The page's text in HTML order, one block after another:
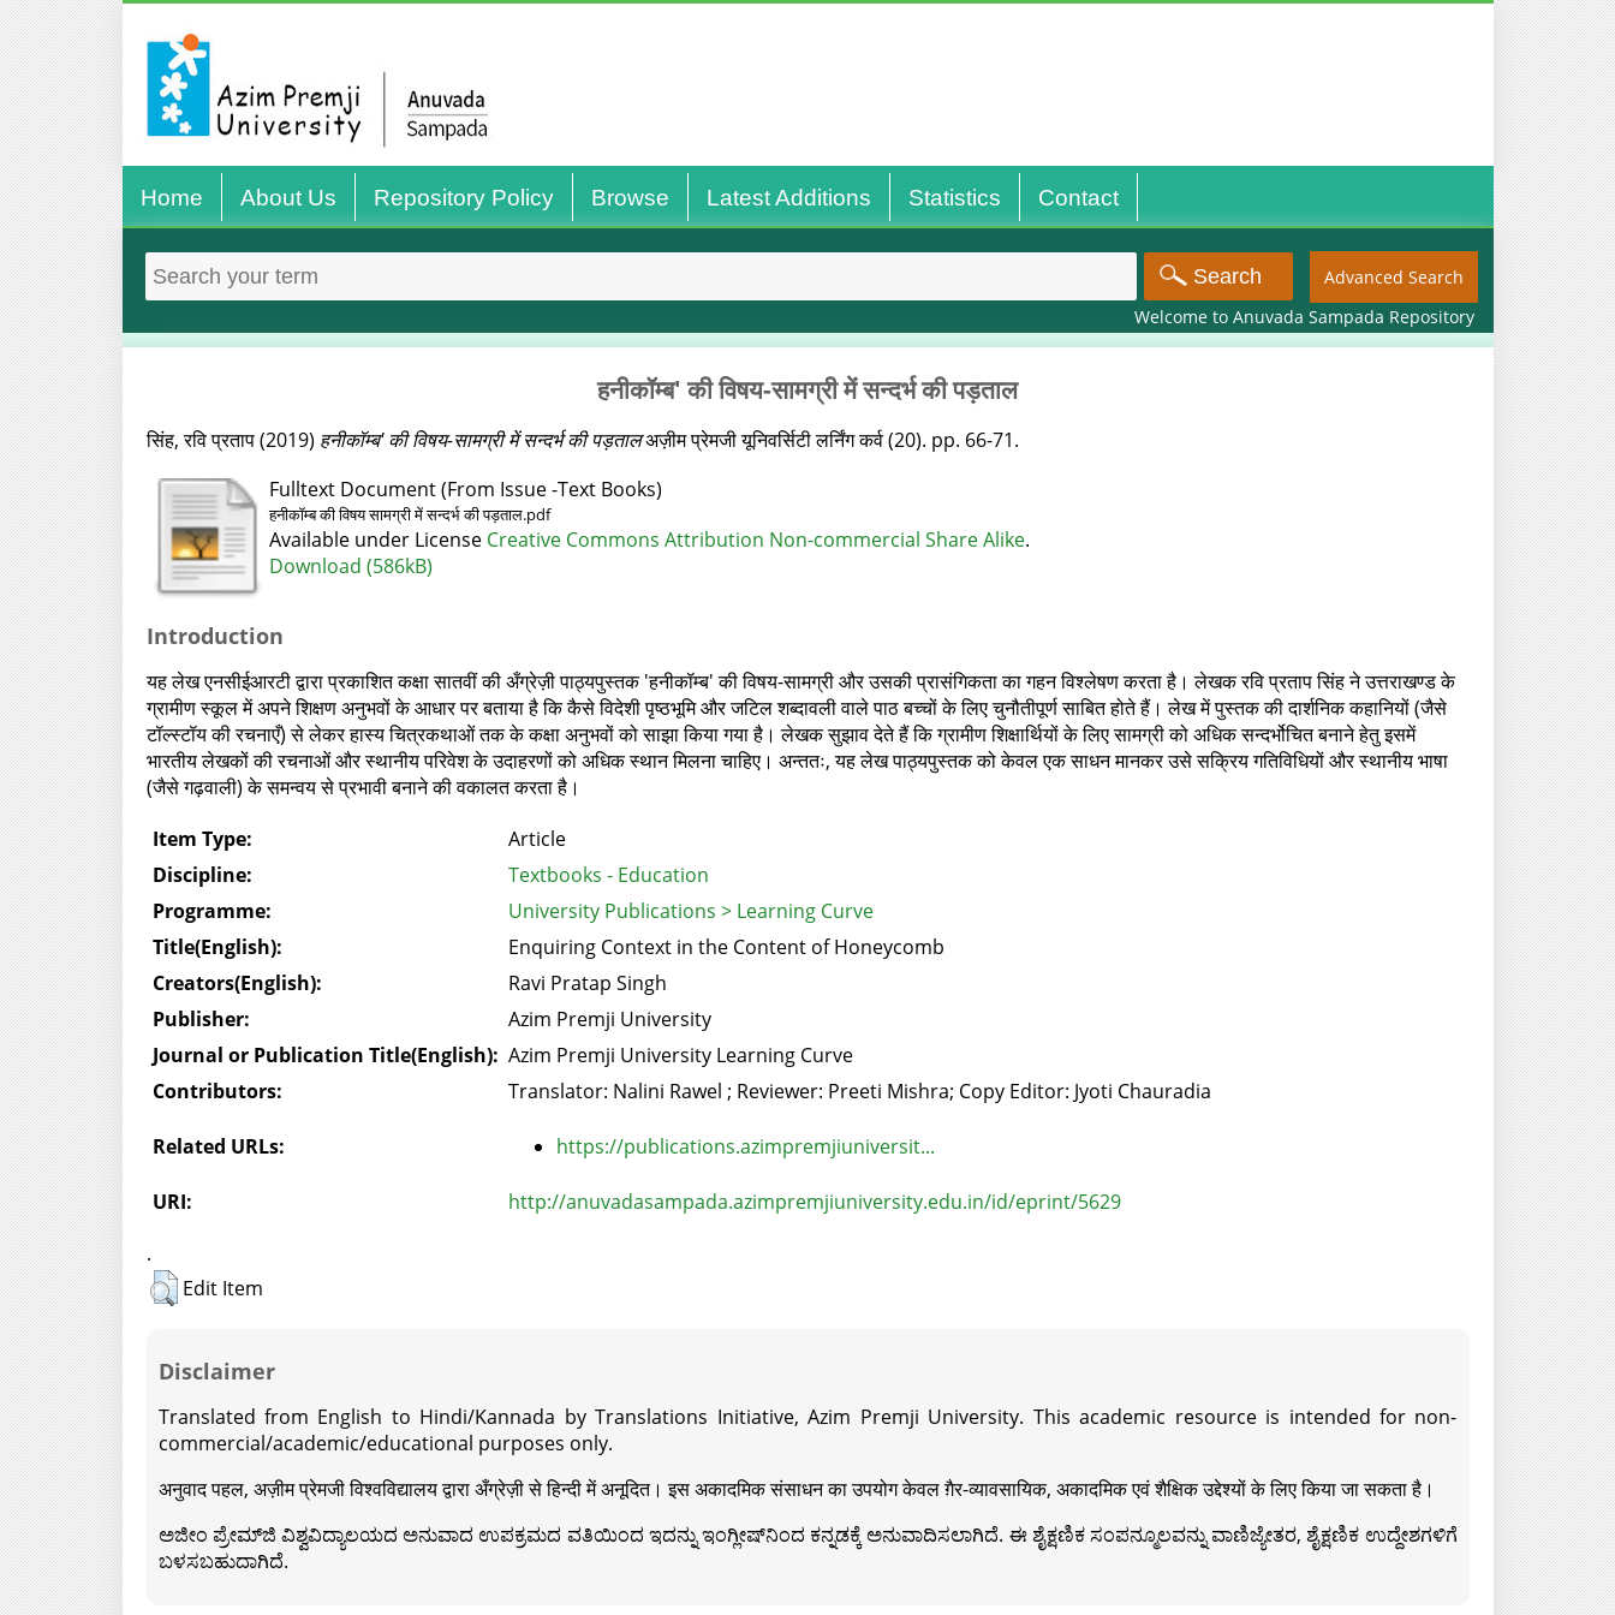
Home About Us Repository Policy Browse Latest Additions Statistics Contact
Advanced Search
Welcome to Anuvada Sampada Repository
हनीकॉम्‍ब' की विषय-सामग्री में सन्‍दर्भ की पड़ताल
सिंह, रवि प्रताप(2019) हनीकॉम्‍ब' की विषय-सामग्री में सन्‍दर्भ की पड़तालअज़ीम प्रेमजी यूनिवर्सिटी लर्निंग कर्व (20). pp. 66-71.
Fulltext Document (From Issue -Text Books)
हनीकॉम्‍ब की विषय सामग्री में सन्‍दर्भ की पड़ताल.pdf
Available under License Creative Commons Attribution Non-commercial Share Alike.
Download (586kB)
Introduction
यह लेख एनसीईआरटी द्वारा प्रकाशित कक्षा सातवीं की अँग्रेज़ी पाठ्यपुस्तक 'हनीकॉम्ब' की विषय-सामग्री और उसकी प्रासंगिकता का गहन विश्लेषण करता है। लेखक रवि प्रताप सिंह ने उत्तराखण्ड के
ग्रामीण स्कूल में अपने शिक्षण अनुभवों के आधार पर बताया है कि कैसे विदेशी पृष्ठभूमि और जटिल शब्दावली वाले पाठ बच्चों के लिए चुनौतीपूर्ण साबित होते हैं। लेख में पुस्तक की दार्शनिक कहानियों (जैसे
टॉल्स्टॉय की रचनाएँ) से लेकर हास्य चित्रकथाओं तक के कक्षा अनुभवों को साझा किया गया है। लेखक सुझाव देते हैं कि ग्रामीण शिक्षार्थियों के लिए सामग्री को अधिक सन्दर्भोचित बनाने हेतु इसमें
भारतीय लेखकों की रचनाओं और स्थानीय परिवेश के उदाहरणों को अधिक स्थान मिलना चाहिए। अन्‍ततः, यह लेख पाठ्यपुस्तक को केवल एक साधन मानकर उसे सक्रिय गतिविधियों और स्थानीय भाषा
(जैसे गढ़वाली) के समन्वय से प्रभावी बनाने की वकालत करता है।
Item Type:
Article
Discipline:
Textbooks - Education
Programme:
University Publications > Learning Curve
Title(English):
Enquiring Context in the Content of Honeycomb
Creators(English):
Ravi Pratap Singh
Publisher:
Azim Premji University
Journal or Publication Title(English): Azim Premji University Learning Curve
Contributors:
Translator: Nalini Rawel ; Reviewer: Preeti Mishra; Copy Editor: Jyoti Chauradia
Related URLs: https://publications.azimpremjiuniversit...
URI:
http://anuvadasampada.azimpremjiuniversity.edu.in/id/eprint/5629
.
Edit Item
Disclaimer
Translated from English to Hindi/Kannada by Translations Initiative, Azim Premji University. This academic resource is intended for non-
commercial/academic/educational purposes only.
अनुवाद पहल, अज़ीम प्रेमजी विश्वविद्यालय द्वारा अँग्रेज़ी से हिन्दी में अनूदित। इस अकादमिक संसाधन का उपयोग केवल ग़ैर-व्यावसायिक, अकादमिक एवं शैक्षिक उद्देश्यों के लिए किया जा सकता है।
ಅಜೀಂ ಪ್ರೇಮ್‍ಜಿ ವಿಶ್ವವಿದ್ಯಾಲಯದ ಅನುವಾದ ಉಪಕ್ರಮದ ವತಿಯಿಂದ ಇದನ್ನು ಇಂಗ್ಲೀಷ್‍ನಿಂದ ಕನ್ನಡಕ್ಕೆ ಅನುವಾದಿಸಲಾಗಿದೆ. ಈ ಶೈಕ್ಷಣಿಕ ಸಂಪನ್ಮೂಲವನ್ನು ವಾಣಿಜ್ಯೇತರ, ಶೈಕ್ಷಣಿಕ ಉದ್ದೇಶಗಳಿಗೆ
ಬಳಸಬಹುದಾಗಿದೆ.